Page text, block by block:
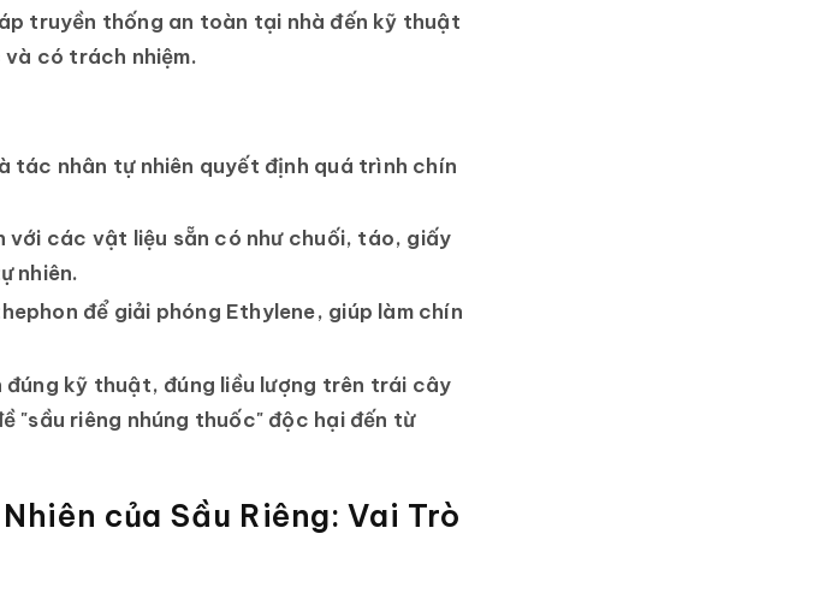
truyền thống an toàn tại nhà đến kỹ thuật
có trách nhiệm.
tác nhân tự nhiên quyết định quá trình chín
với các vật liệu sẵn có như chuối, táo, giấy
nhiên.
để giải phóng Ethylene, giúp làm chín
đúng kỹ thuật, đúng liều lượng trên trái cây
"sầu riêng nhúng thuốc" độc hại đến từ
của Sầu Riêng: Vai Trò